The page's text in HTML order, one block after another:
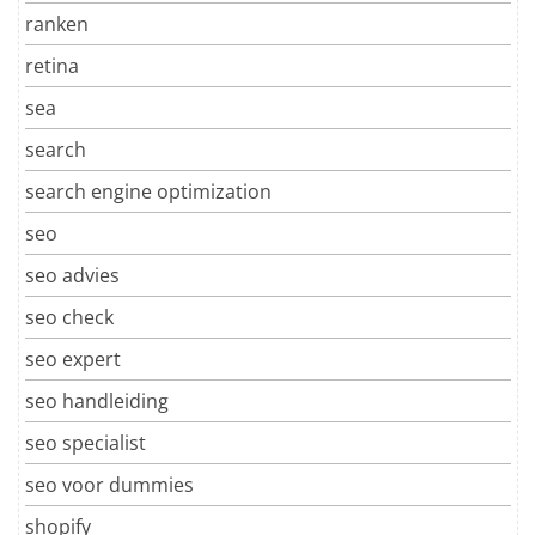
ranken
retina
sea
search
search engine optimization
seo
seo advies
seo check
seo expert
seo handleiding
seo specialist
seo voor dummies
shopify